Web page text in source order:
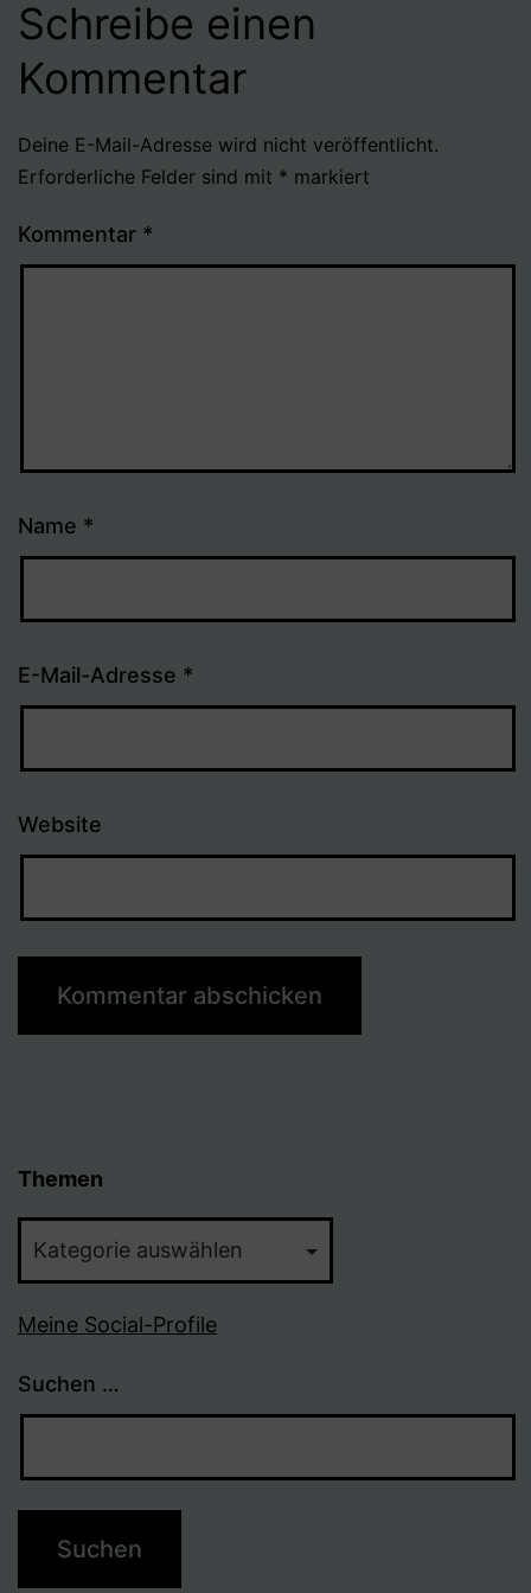
Schreibe einen
Kommentar
Deine E-Mail-Adresse wird nicht veröffentlicht.
Erforderliche Felder sind mit * markiert
Kommentar *
Name *
E-Mail-Adresse *
Website
Themen
Meine Social-Profile
Suchen …